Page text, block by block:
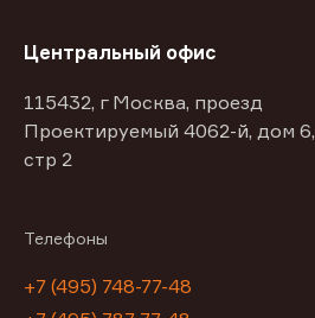
Центральный офис
115432, г Москва, проезд
Проектируемый 4062-й, дом 6,
стр 2
Телефоны
+7 (495) 748-77-48